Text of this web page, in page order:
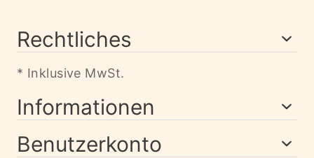
Rechtliches
* Inklusive MwSt.
Informationen
Benutzerkonto